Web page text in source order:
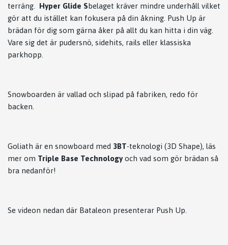
terräng. Hyper Glide Sbelaget kräver mindre underhåll vilket
gör att du istället kan fokusera på din åkning. Push Up är
brädan för dig som gärna åker på allt du kan hitta i din väg.
Vare sig det är pudersnö, sidehits, rails eller klassiska
parkhopp.
Snowboarden är vallad och slipad på fabriken, redo för
backen.
Goliath är en snowboard med 3BT-teknologi (3D Shape), läs
mer om Triple Base Technology och vad som gör brädan så
bra nedanför!
Se videon nedan där Bataleon presenterar Push Up.